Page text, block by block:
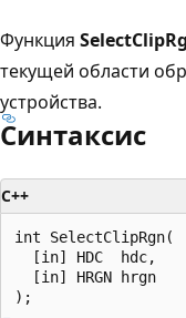
Функция
текущей области
устройства.
Синтаксис
C++
int SelectClipRgn(
  [in] HDC  hdc,
  [in] HRGN hrgn